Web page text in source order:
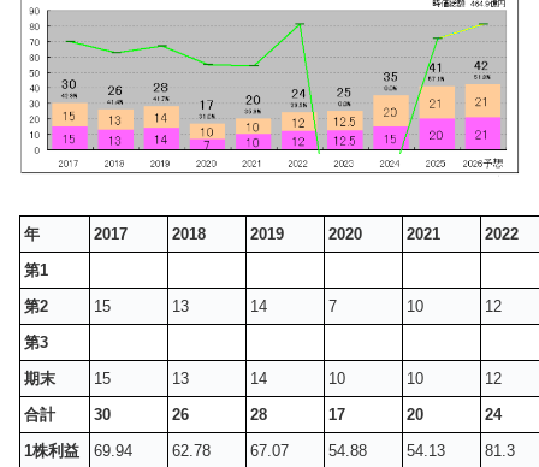
年 2017 2018 2019 2020 2021
2022
第1
第2
15 13 14 7 10
12
第3
期末
15 13 14 10 10
12
合計
30 26 28 17 20
24
1株利益
69.94 62.78 67.07 54.88 54.13
81.3